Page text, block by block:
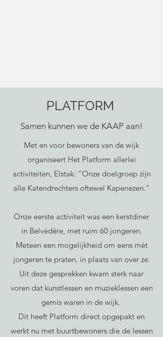
PLATFORM
Samen kunnen we de KAAP aan!
Met en voor bewoners van de wijk
organiseert Het Platform allerlei
activiteiten, Elstak: "Onze doelgroep zijn
alle Katendrechters oftewel Kapenezen."
Onze eerste activiteit was een kerstdiner
in Belvédère, met ruim 60 jongeren.
Meteen een mogelijkheid om eens mèt
jongeren te praten, in plaats van over ze.
Uit deze gesprekken kwam sterk naar
voren dat kunstlessen en muzieklessen een
gemis waren in de wijk.
Dit heeft Platform direct opgepakt en
werkt nu met buurtbewoners die de lessen